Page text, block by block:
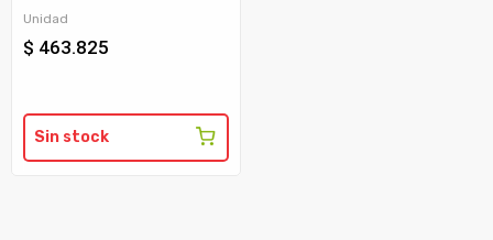
Unidad
$ 463.825
Sin stock